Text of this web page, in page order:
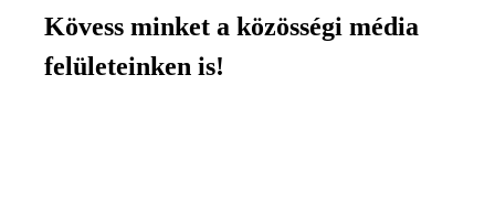
Kövess minket a közösségi média
felületeinken is!